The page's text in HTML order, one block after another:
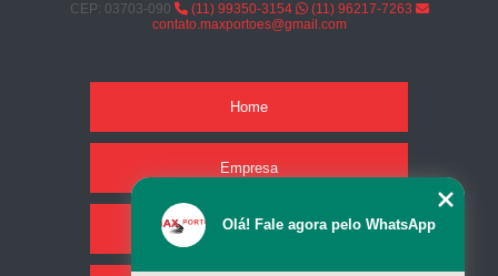
CEP: 03703-090
(11) 99350-3154
(11) 96217-7263
contato.maxportoes@gmail.com
Home
Empresa
Missão
Olá! Fale agora pelo WhatsApp